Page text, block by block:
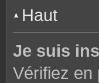
Haut
Je suis
Vérifiez en